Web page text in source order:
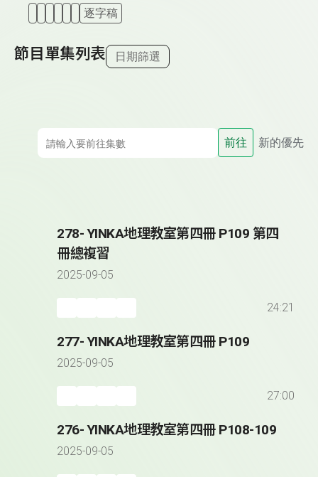
逐字稿
節目單集列表 日期篩選
前往 新的優先
278- YINKA地理教室第四冊 P109 第四
冊總複習
2025-09-05
24:21
277- YINKA地理教室第四冊 P109
2025-09-05
27:00
276- YINKA地理教室第四冊 P108-109
2025-09-05